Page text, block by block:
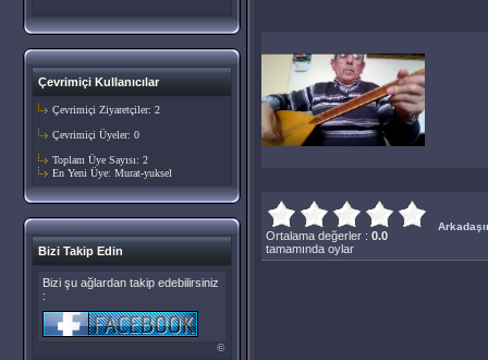
Çevrimiçi Kullanıcılar
Çevrimiçi Ziyaretçiler: 2
Çevrimiçi Üyeler: 0
Toplam Üye Sayısı: 2
En Yeni Üye: Murat-yuksel
Bizi Takip Edin
Bizi şu ağlardan takip edebilirsiniz
:
©
Ortalama değerler : 0.0
tamamında oylar